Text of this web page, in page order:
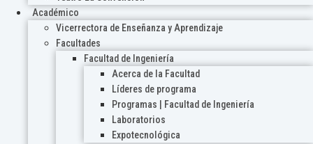
Académico
Vicerrectora de Enseñanza y Aprendizaje
Facultades
Facultad de Ingeniería
Acerca de la Facultad
Líderes de programa
Programas | Facultad de Ingeniería
Laboratorios
Expotecnológica